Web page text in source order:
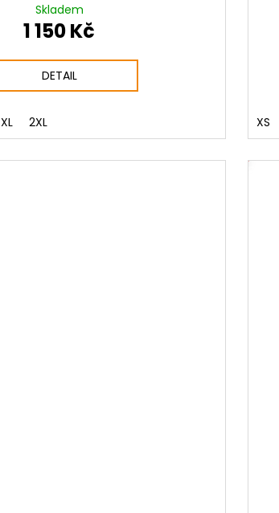
Skladem
1 150 Kč
DETAIL
XL 2XL XS
VÝHODNÝ SET